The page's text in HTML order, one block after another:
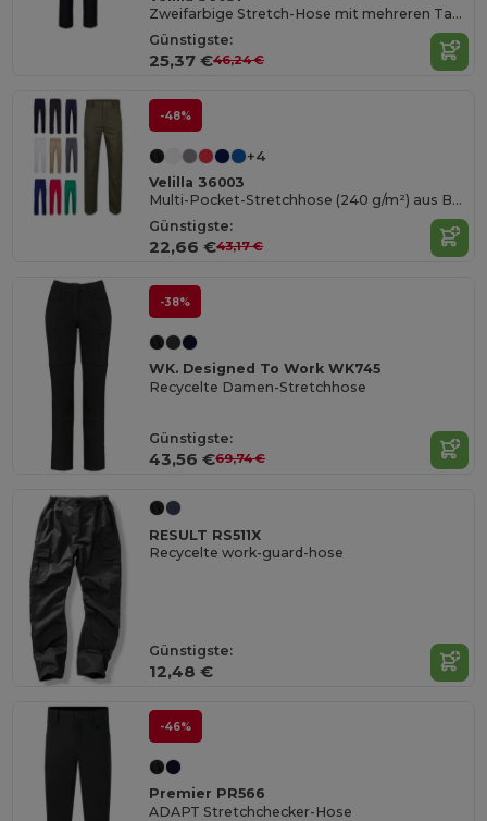
Zweifarbige Stretch-Hose mit mehreren Taschen (240 g/m²), aus Baumwolle (46 %), EME (38 %) und Polyester (16 %)
Günstigste:
25,37 €46,24 €
-48%
+4
Velilla 36003
Multi-Pocket-Stretchhose (240 g/m²) aus Baumwolle (46 %), EME (38 %) und Polyester (16 %)
Günstigste:
22,66 €43,17 €
-38%
WK. Designed To Work WK745
Recycelte Damen-Stretchhose
Günstigste:
43,56 €69,74 €
RESULT RS511X
Recycelte work-guard-hose
Günstigste:
12,48 €
-46%
Premier PR566
ADAPT Stretchchecker-Hose